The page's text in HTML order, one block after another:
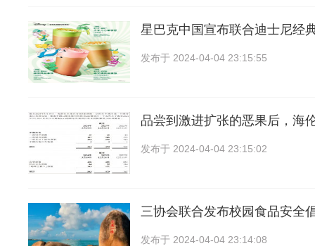
星巴克中国宣布联合迪士尼经
发布于 2024-04-04 23:15:55
品尝到激进扩张的恶果后，海
发布于 2024-04-04 23:15:02
三协会联合发布校园食品安全
发布于 2024-04-04 23:14:08